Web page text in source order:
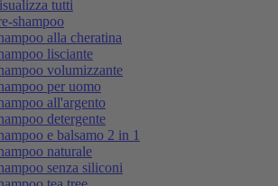
tutti
shampoo
alla cheratina
lisciante
volumizzante
per uomo
all'argento
detergente
e balsamo 2 in 1
naturale
senza siliconi